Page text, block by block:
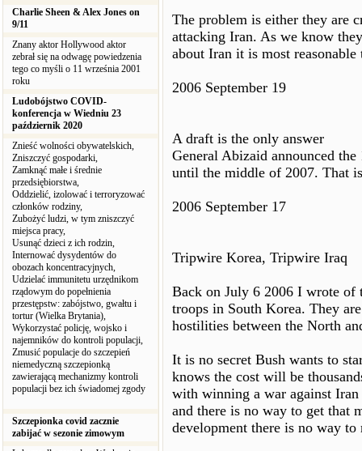
Charlie Sheen & Alex Jones on
9/11
Znany aktor Hollywood aktor
zebrał się na odwagę powiedzenia
tego co myśli o 11 września 2001
roku
Ludobójstwo COVID-
konferencja w Wiedniu 23
październik 2020
Znieść wolności obywatelskich,
Zniszczyć gospodarki,
Zamknąć małe i średnie
przedsiębiorstwa,
Oddzielić, izolować i terroryzować
członków rodziny,
Zubożyć ludzi, w tym zniszczyć
miejsca pracy,
Usunąć dzieci z ich rodzin,
Internować dysydentów do
obozach koncentracyjnych,
Udzielać immunitetu urzędnikom
rządowym do popełnienia
przestępstw: zabójstwo, gwałtu i
tortur (Wielka Brytania),
Wykorzystać policję, wojsko i
najemników do kontroli populacji,
Zmusić populacje do szczepień
niemedyczną szczepionką
zawierającą mechanizmy kontroli
populacji bez ich świadomej zgody
Szczepionka covid zacznie
zabijać w sezonie zimowym
The problem is either they are
attacking Iran. As we know
about Iran it is most
2006 September 19
A draft is the only answer
General Abizaid announced
until the middle of 2007. That
2006 September 17
Tripwire Korea, Tripwire Iraq
Back on July 6 2006 I wrote of
troops in South Korea. They
hostilities between the North
It is no secret Bush wants to
knows the cost will be
with winning a war against
and there is no way to get that
development there is no way